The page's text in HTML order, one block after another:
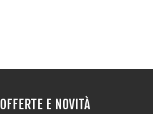
OFFERTE E NOVITÀ